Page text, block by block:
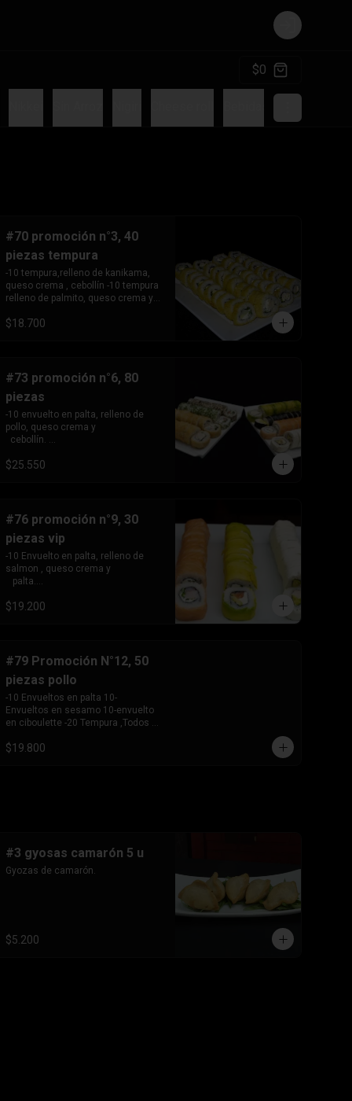
Login
$0
#70 promoción n°3, 40
piezas tempura
-10 tempura,relleno de kanikama,
queso crema , cebollín -10 tempura
relleno de palmito, queso crema y
pollo teriyaki ,queso crema y
$18.700
#73 promoción n°6, 80
piezas
-10 envuelto en palta, relleno de
pollo, queso crema y
  cebollín.
kanikama , queso crema
  crema y palta
-10 envuelto en sésamo, relleno de
salmón, queso
   crema y palta
-10 envuelto en queso crema ,
relleno de palmito, choclo
-10 tempura relleno de kanikama,
relleno de queso crema y palta
$25.550
#76 promoción n°9, 30
piezas vip
-10 Envuelto en palta, relleno de
salmon , queso crema y
   palta.
camarón, queso crema
$19.200
#79 Promoción N°12, 50
piezas pollo
-10 Envueltos en palta 10-
Envueltos en sesamo 10-envuelto
en ciboulette -20 Tempura ,Todos
cebollin
$19.800
#3 gyosas camarón 5 u
Gyozas de camarón.
$5.200